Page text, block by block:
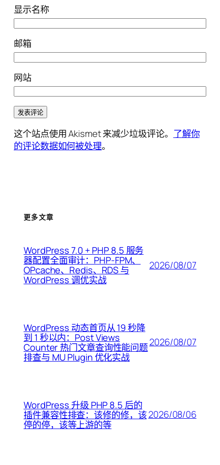
显示名称
邮箱
网站
这个站点使用 Akismet 来减少垃圾评论。 了解你
的评论数据如何被处理。
更多文章
WordPress 7.0 + PHP 8.5 服务
器配置全面审计：PHP-FPM、
OPcache、Redis、RDS 与
WordPress 调优实战
2026/08/07
WordPress 动态首页从 19 秒降
到 1 秒以内：Post Views
Counter 热门文章查询性能问题
排查与 MU Plugin 优化实战
2026/08/07
WordPress 升级 PHP 8.5 后的
插件兼容性排查：该修的修，该
停的停，该等上游的等
2026/08/06